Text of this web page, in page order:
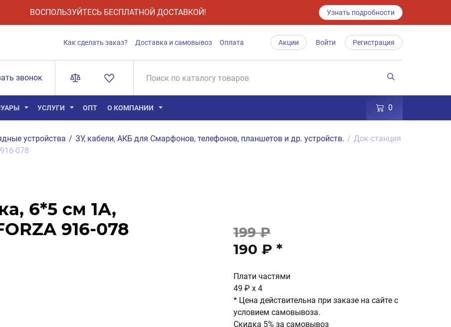
ВОСПОЛЬЗУЙТЕСЬ БЕСПЛАТНОЙ ДОСТАВКОЙ! Узнать подробности
Как сделать заказ? Доставка и самовывоз Оплата Акции Войти Регистрация
звонок
УСЛУГИ ОПТ О КОМПАНИИ 0
устройства / ЗУ, кабели, АКБ для Смарфонов, телефонов, планшетов и др. устройств. / Док-станция
078
6*5 см 1А,
916-078
199 ₽
190 ₽ *
Плати частями
49 ₽ x 4
* Цена действительна при заказе на сайте с
условием самовывоза.
Скидка 5% за самовывоз